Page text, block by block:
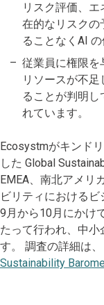
リスク評価、
在的なリスクの
ることなくAI の
従業員に権限を
リソースが不
ることが判明
れています。
Ecosystmがキンド
した Global
EMEA、南北アメリ
ビリティにおける
9月から10月にかけ
たって行われ、中小
す。 調査の詳細は
Sustainability